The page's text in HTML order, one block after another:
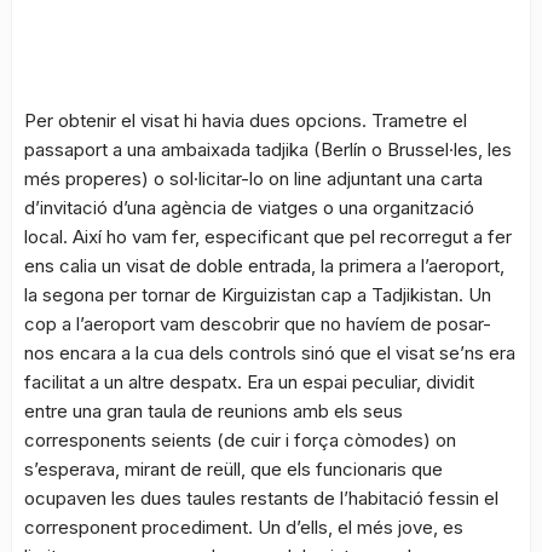
Per obtenir el visat hi havia dues opcions. Trametre el
passaport a una ambaixada tadjika (Berlín o Brussel·les, les
més properes) o sol·licitar-lo on line adjuntant una carta
d’invitació d’una agència de viatges o una organització
local. Així ho vam fer, especificant que pel recorregut a fer
ens calia un visat de doble entrada, la primera a l’aeroport,
la segona per tornar de Kirguizistan cap a Tadjikistan. Un
cop a l’aeroport vam descobrir que no havíem de posar-
nos encara a la cua dels controls sinó que el visat se’ns era
facilitat a un altre despatx. Era un espai peculiar, dividit
entre una gran taula de reunions amb els seus
corresponents seients (de cuir i força còmodes) on
s’esperava, mirant de reüll, que els funcionaris que
ocupaven les dues taules restants de l’habitació fessin el
corresponent procediment. Un d’ells, el més jove, es